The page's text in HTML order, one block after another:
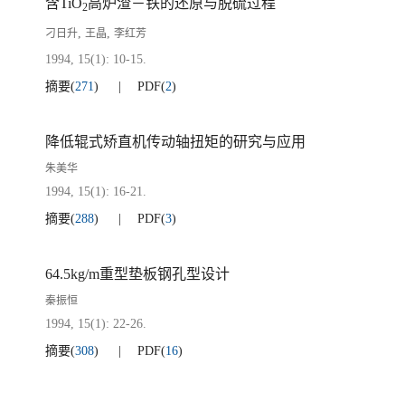
含TiO2高炉渣－铁的还原与脱硫过程
刁日升, 王晶, 李红芳
1994, 15(1): 10-15.
摘要(271) PDF(2)
降低辊式矫直机传动轴扭矩的研究与应用
朱美华
1994, 15(1): 16-21.
摘要(288) PDF(3)
64.5kg/m重型垫板钢孔型设计
秦振恒
1994, 15(1): 22-26.
摘要(308) PDF(16)